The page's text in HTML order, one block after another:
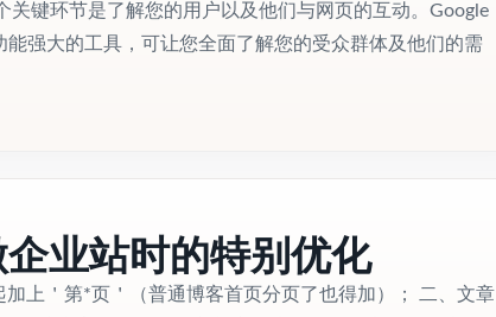
关键环节是了解您的用户以及他们与网页的互动。Google
强大的工具，可让您全面了解您的受众群体及他们的需
业站时的特别优化
上＇第*页＇（普通博客首页分页了也得加）； 二、文章